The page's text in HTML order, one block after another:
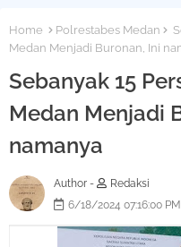
Home Polrestabes Medan
Medan Menjadi Buronan, Ini
Sebanyak 15
Medan Menjadi
namanya
Author -
Redaksi
6/18/2024 07:16:00 PM